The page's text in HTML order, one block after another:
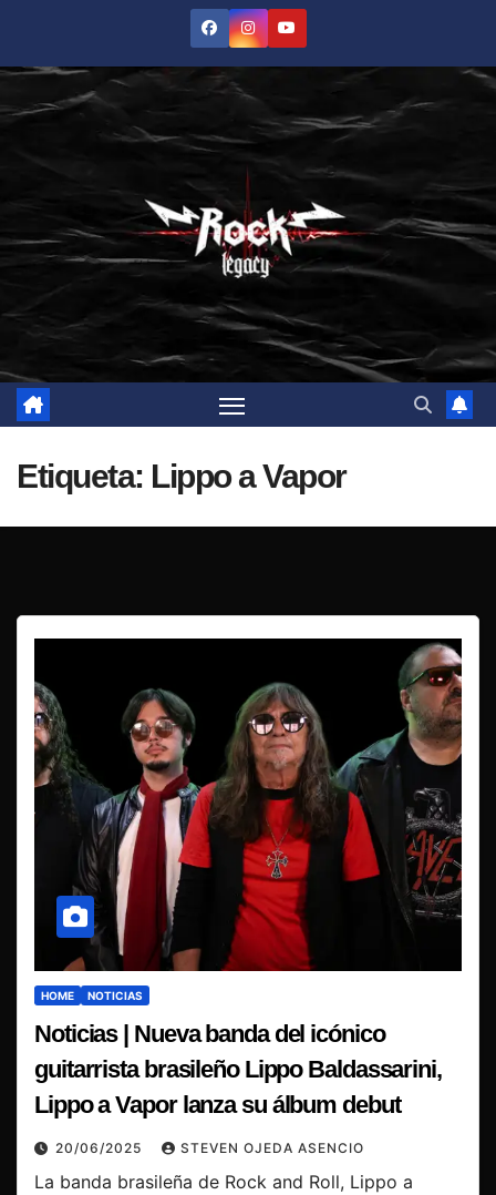
contenido
Etiqueta: Lippo a Vapor
HOME NOTICIAS
Noticias | Nueva banda del icónico
guitarrista brasileño Lippo Baldassarini,
Lippo a Vapor lanza su álbum debut
20/06/2025 STEVEN OJEDA ASENCIO
La banda brasileña de Rock and Roll, Lippo a